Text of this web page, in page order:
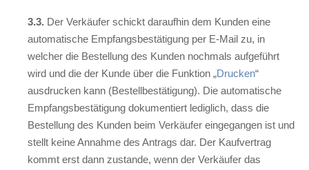
3.3. Der Verkäufer schickt daraufhin dem Kunden eine
automatische Empfangsbestätigung per E-Mail zu, in
welcher die Bestellung des Kunden nochmals aufgeführt
wird und die der Kunde über die Funktion „Drucken“
ausdrucken kann (Bestellbestätigung). Die automatische
Empfangsbestätigung dokumentiert lediglich, dass die
Bestellung des Kunden beim Verkäufer eingegangen ist und
stellt keine Annahme des Antrags dar. Der Kaufvertrag
kommt erst dann zustande, wenn der Verkäufer das